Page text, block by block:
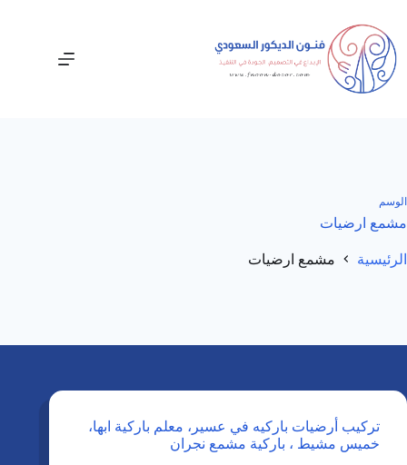
المحتوى
الوسم
مشمع ارضيات
الرئيسية مشمع ارضيات
تركيب أرضيات باركيه في عسير، معلم باركية ابها،
خميس مشيط ، باركية مشمع نجران